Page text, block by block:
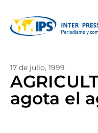
17 de julio, 1999
agota el